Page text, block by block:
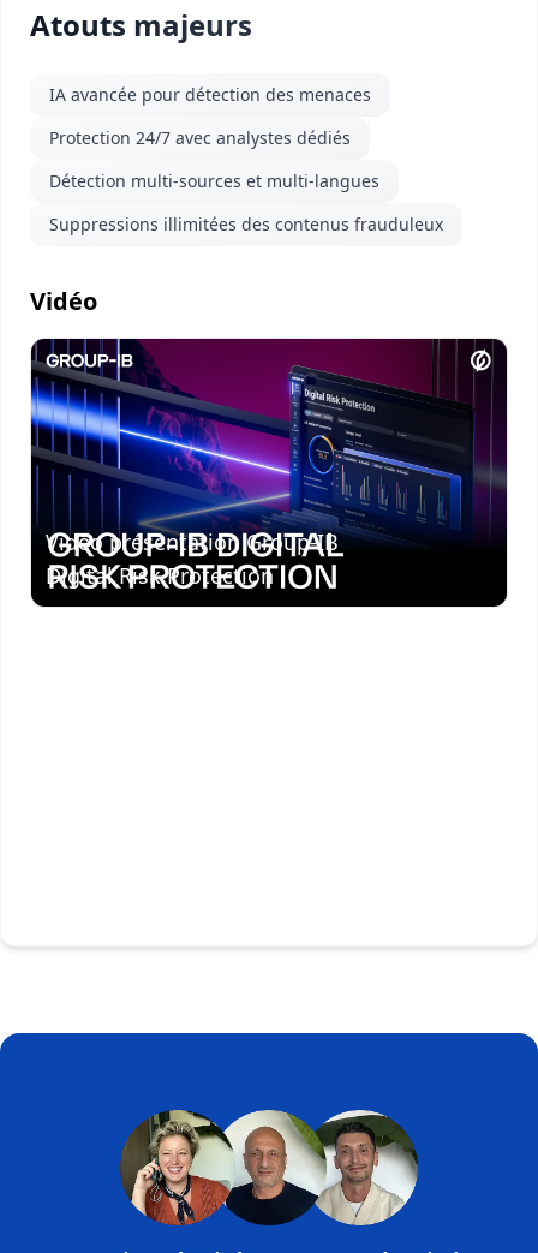
Atouts majeurs
IA avancée pour détection des menaces
Protection 24/7 avec analystes dédiés
Détection multi-sources et multi-langues
Suppressions illimitées des contenus frauduleux
Vidéo
Visionner
la vidéo
Vidéo présentation Group-IB
Digital Risk Protection